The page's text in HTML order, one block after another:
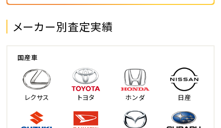
メーカー別査定実績
国産車
レクサス トヨタ ホンダ 日産